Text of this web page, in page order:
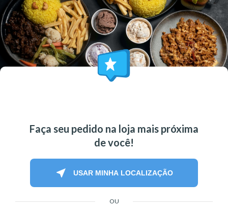
Faça seu pedido na loja mais próxima
de você!
near_me USAR MINHA LOCALIZAÇÃO
OU